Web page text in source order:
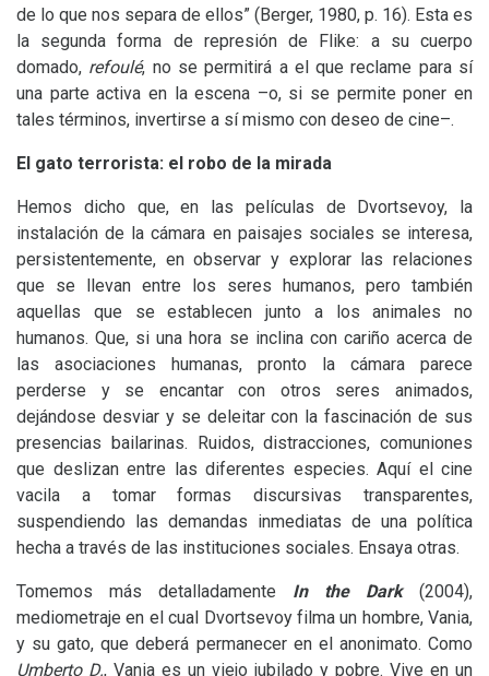
de lo que nos separa de ellos” (Berger, 1980, p. 16). Esta es
la segunda forma de represión de Flike: a su cuerpo
domado, refoulé, no se permitirá a el que reclame para sí
una parte activa en la escena –o, si se permite poner en
tales términos, invertirse a sí mismo con deseo de cine–.
El gato terrorista: el robo de la mirada
Hemos dicho que, en las películas de Dvortsevoy, la
instalación de la cámara en paisajes sociales se interesa,
persistentemente, en observar y explorar las relaciones
que se llevan entre los seres humanos, pero también
aquellas que se establecen junto a los animales no
humanos. Que, si una hora se inclina con cariño acerca de
las asociaciones humanas, pronto la cámara parece
perderse y se encantar con otros seres animados,
dejándose desviar y se deleitar con la fascinación de sus
presencias bailarinas. Ruidos, distracciones, comuniones
que deslizan entre las diferentes especies. Aquí el cine
vacila a tomar formas discursivas transparentes,
suspendiendo las demandas inmediatas de una política
hecha a través de las instituciones sociales. Ensaya otras.
Tomemos más detalladamente In the Dark(2004),
mediometraje en el cual Dvortsevoy filma un hombre, Vania,
y su gato, que deberá permanecer en el anonimato. Como
Umberto D., Vania es un viejo jubilado y pobre. Vive en un